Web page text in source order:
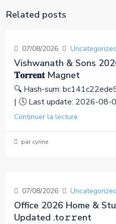
Related posts
07/08/2026 Uncategorized
Vishwanath & Sons
𝐓𝐨𝐫𝐫𝐞𝐧𝐭 Magnet
🔍 Hash-sum:
| 🕓 Last update: 2026-08-
Continuer la lecture
par cyrine
07/08/2026 Uncategorized
Office 2026 Home &
Updated .tо𝚛𝚛еnt